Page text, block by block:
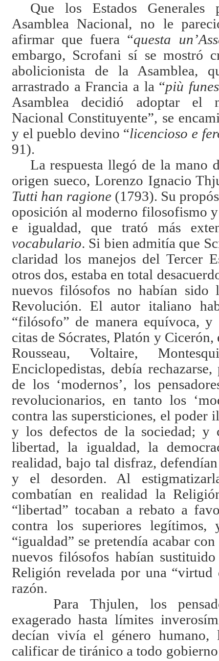
Que los Estados Generales
Asamblea Nacional, no le
afirmar que fuera “questa
embargo, Scrofani sí se mostró
abolicionista de la Asamblea,
arrastrado a Francia a la “più
Asamblea decidió adoptar el
Nacional Constituyente”, se
y el pueblo devino “licencioso e
91).
La respuesta llegó de la mano
origen sueco, Lorenzo Ignacio
Tutti han ragione (1793). Su
oposición al moderno filosofismo
e igualdad, que trató más
vocabulario. Si bien admitía que
claridad los manejos del Tercer
otros dos, estaba en total
nuevos filósofos no habían sido
Revolución. El autor italiano
“filósofo” de manera equívoca,
citas de Sócrates, Platón y
Rousseau, Voltaire,
Enciclopedistas, debía
de los ‘modernos’, los
revolucionarios, en tanto los
contra las supersticiones, el poder
y los defectos de la sociedad; y
libertad, la igualdad, la
realidad, bajo tal disfraz,
y el desorden. Al
combatían en realidad la
“libertad” tocaban a rebato a
contra los superiores
“igualdad” se pretendía acabar
nuevos filósofos habían
Religión revelada por una “virtud
razón.
Para Thjulen, los
exagerado hasta límites
decían vivía el género humano,
calificar de tiránico a todo